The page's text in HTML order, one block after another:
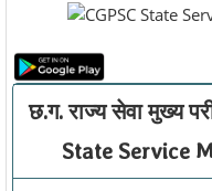
छ.ग. राज्य सेवा मुख्य
State Service